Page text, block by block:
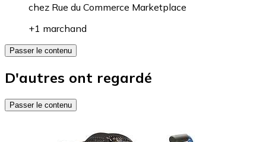
chez Rue du Commerce Marketplace
+1 marchand
Passer le contenu
D'autres ont regardé
Passer le contenu